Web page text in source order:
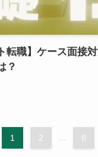
転職】ケース面接
？
1 2 ... 8